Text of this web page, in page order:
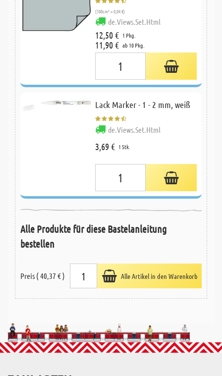
(100cm² = 0,04 €)
de.Views.Set.Html
12,50 € 1 Pkg.
11,90 € ab 10 Pkg.
Lack Marker - 1 - 2 mm, weiß
de.Views.Set.Html
3,69 € 1 Stk.
Alle Produkte für diese Bastelanleitung
bestellen
Preis ( 40,37 € ) Alle Artikel in den Warenkorb